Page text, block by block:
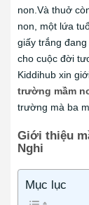
non.Và thuở
non, một lứa
giấy trắng
cho cuộc đời
Kiddihub xin
trường mầm
trường mà ba
Giới thiệu
Nghi
Mục lục